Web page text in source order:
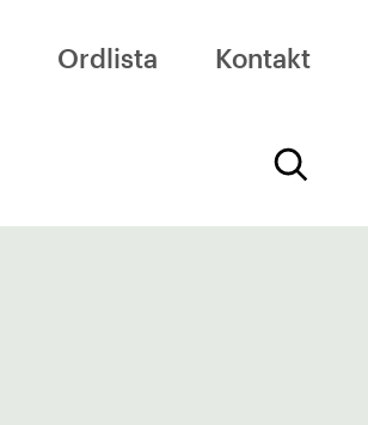
Ordlista Kontakt